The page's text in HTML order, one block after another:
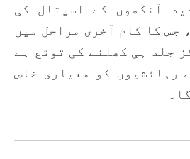
آنکھوں کے اسپتال کی
جس کا کام آخری مراحل میں
جلد ہی کھلنے کی توقع ہے
رہائشیوں کو معیاری خاص